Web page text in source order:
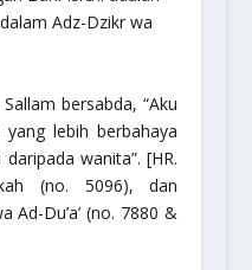
Adz-Dzikr wa
Sallam bersabda,“Aku
lebih berbahaya
wanita”. [HR.
(no. 5096), dan
Ad-Du’a’ (no. 7880 &